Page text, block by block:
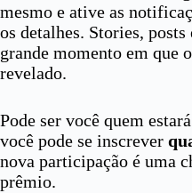
mesmo e ative as
os detalhes. Stories,
grande momento em que
revelado.
Pode ser você quem
você pode se inscrever
nova participação é uma
prêmio.